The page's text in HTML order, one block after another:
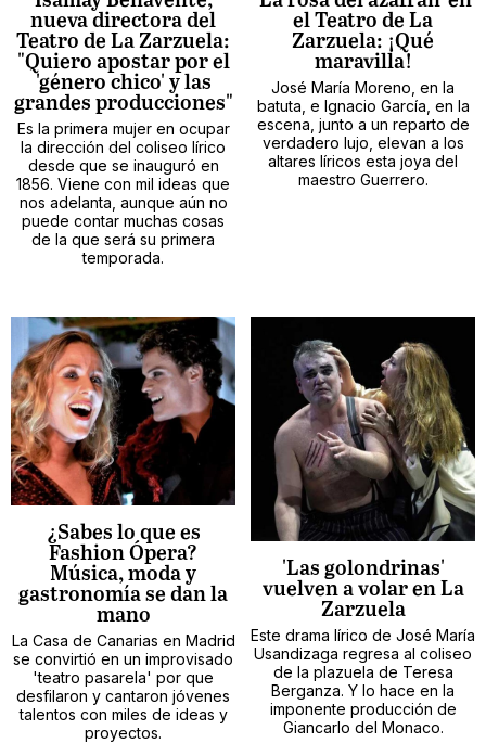
nueva directora del
Teatro de La Zarzuela:
"Quiero apostar por el
'género chico' y las
grandes producciones"
Es la primera mujer en ocupar
la dirección del coliseo lírico
desde que se inauguró en
1856. Viene con mil ideas que
nos adelanta, aunque aún no
puede contar muchas cosas
de la que será su primera
temporada.
el Teatro de La
Zarzuela: ¡Qué
maravilla!
José María Moreno, en la
batuta, e Ignacio García, en la
escena, junto a un reparto de
verdadero lujo, elevan a los
altares líricos esta joya del
maestro Guerrero.
¿Sabes lo que es
Fashion Ópera?
Música, moda y
gastronomía se dan la
mano
La Casa de Canarias en Madrid
se convirtió en un improvisado
'teatro pasarela' por que
desfilaron y cantaron jóvenes
talentos con miles de ideas y
proyectos.
'Las golondrinas'
vuelven a volar en La
Zarzuela
Este drama lírico de José María
Usandizaga regresa al coliseo
de la plazuela de Teresa
Berganza. Y lo hace en la
imponente producción de
Giancarlo del Monaco.